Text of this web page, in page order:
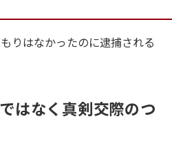
りはなかったのに逮捕される
はなく真剣交際のつ